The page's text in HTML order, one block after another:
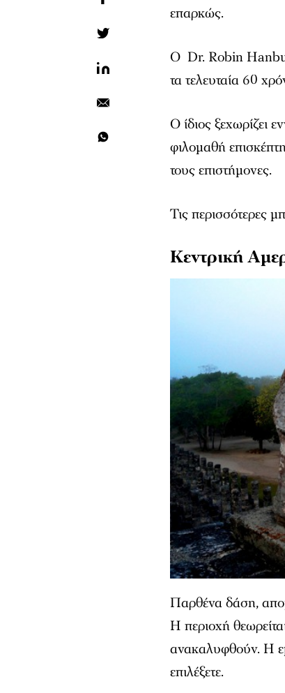
επαρκώς.
Ο Dr. Robin
τα τελευταία 60
Ο ίδιος ξεχωρίζει
φιλομαθή
τους επιστήμονες.
Τις περισσότερες
Κεντρική
Παρθένα δάση,
Η περιοχή
ανακαλυφθούν. Η
επιλέξετε.